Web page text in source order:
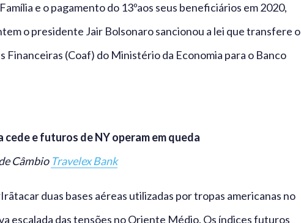
e o pagamento do 13ºaos seus beneficiários em 2020,
o presidente Jair Bolsonaro sancionou a lei que transfere o
Financeiras (Coaf) do Ministério da Economia para o Banco
e futuros de NY operam em queda
Câmbio Travelex Bank
duas bases aéreas utilizadas por tropas americanas no
escalada das tensões no Oriente Médio. Os índices futuros